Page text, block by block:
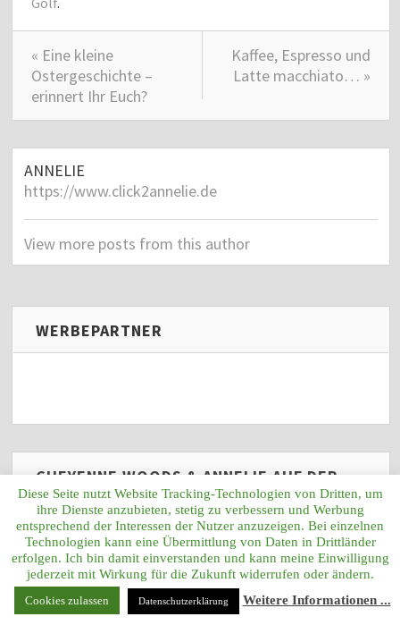
« Eine kleine
Ostergeschichte –
erinnert Ihr Euch?
Kaffee, Espresso und
Latte macchiato… »
ANNELIE
https://www.click2annelie.de
View more posts from this author
WERBEPARTNER
CHEYENNE WOODS & ANNELIE AUF DER
LGO
Diese Seite nutzt Website Tracking-Technologien von Dritten, um
ihre Dienste anzubieten, stetig zu verbessern und Werbung
entsprechend der Interessen der Nutzer anzuzeigen. Bei einzelnen
Technologien kann eine Übermittlung von Daten in Drittländer
erfolgen. Ich bin damit einverstanden und kann meine Einwilligung
jederzeit mit Wirkung für die Zukunft widerrufen oder ändern.
Cookies zulassen Datenschutzerklärung Weitere Informationen ...